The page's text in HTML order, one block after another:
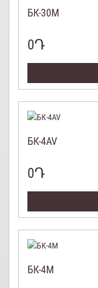
БК-30М
0Դ
БК-4AV
0Դ
БК-4М